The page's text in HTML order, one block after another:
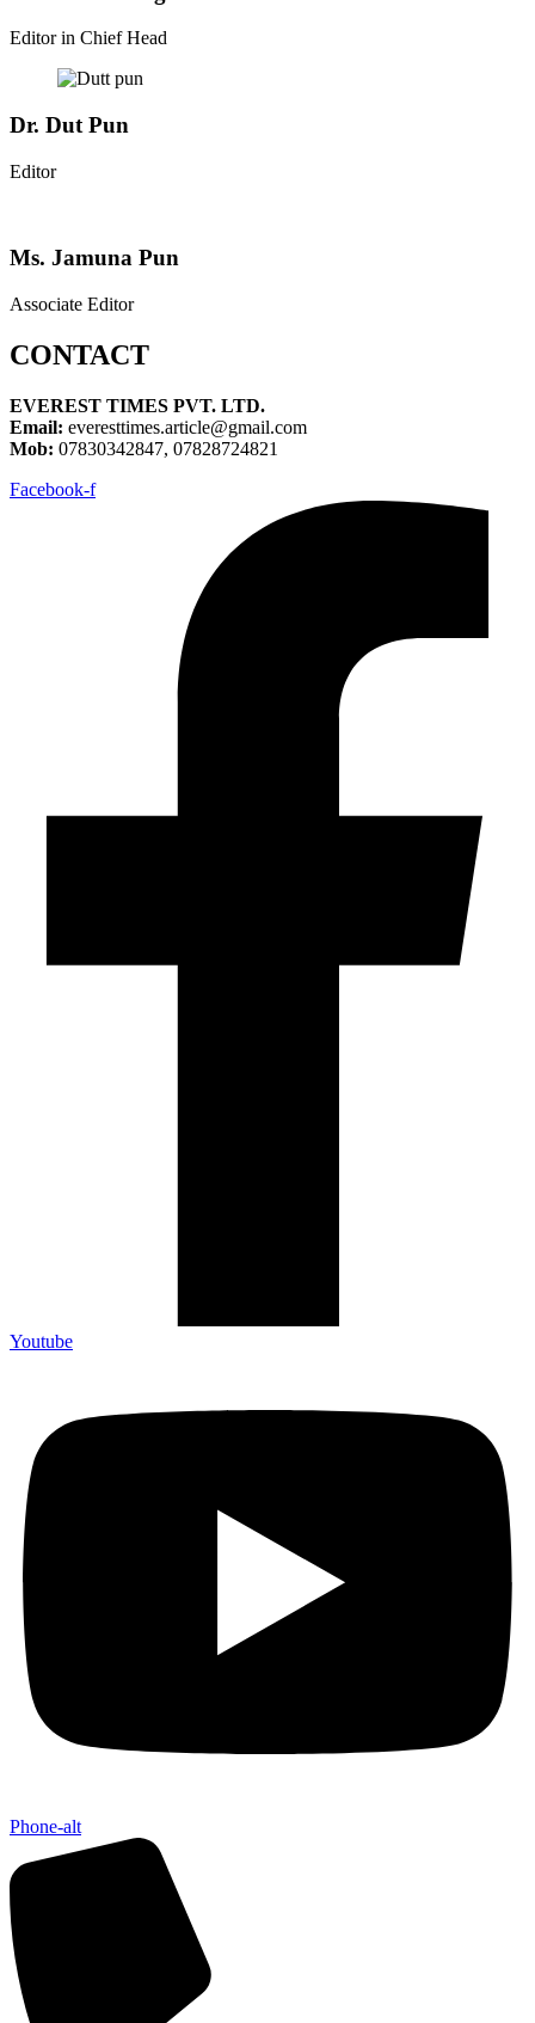
Editor in Chief Head
Dr. Dut Pun
Editor
Ms. Jamuna Pun
Associate Editor
CONTACT
EVEREST TIMES PVT. LTD.
Email: everesttimes.article@gmail.com
Mob: 07830342847, 07828724821
Facebook-f
Youtube
Phone-alt